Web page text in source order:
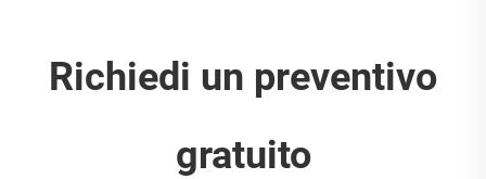
Richiedi un preventivo
gratuito